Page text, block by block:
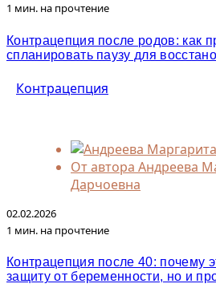
1 мин. на прочтение
Контрацепция после родов: как
спланировать паузу для
Контрацепция
От автора Андреева
Дарчоевна
02.02.2026
1 мин. на прочтение
Контрацепция после 40: почему
защиту от беременности, но и